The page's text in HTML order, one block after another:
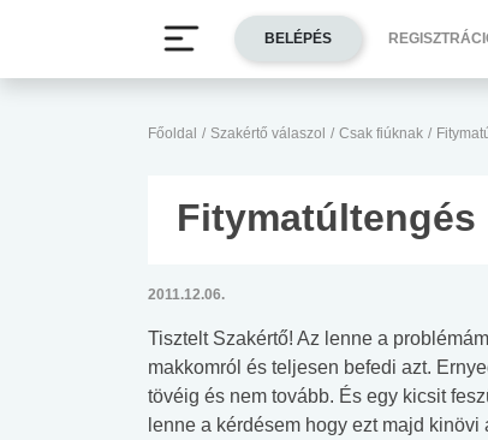
Főoldal / Szakértő válaszol / Csak fiúknak /
Fitymatúltengés
2011.12.06.
Tisztelt Szakértő! Az lenne a
makkomról és teljesen befedi azt.
tövéig és nem tovább. És egy kicsit
lenne a kérdésem hogy ezt majd
BELÉPÉS